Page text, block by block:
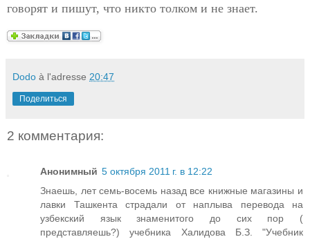
говорят и пишут, что никто толком и не знает.
Dodo à l'adresse 20:47
Поделиться
2 комментария:
Анонимный 5 октября 2011 г. в 12:22
Знаешь, лет семь-восемь назад все книжные магазины и
лавки Ташкента страдали от наплыва перевода на
узбекский язык знаменитого до сих пор (
представляешь?) учебника Халидова Б.З. "Учебник